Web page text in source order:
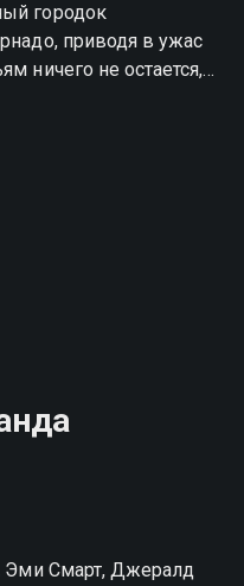
городок
приводя в ужас
ничего не остается,
и на это
Эми Смарт, Джералд